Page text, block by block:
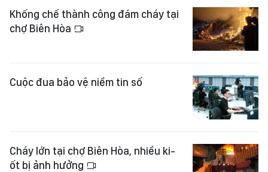
Khống chế thành công đám cháy tại
chợ Biên Hòa
Cuộc đua bảo vệ niềm tin số
Cháy lớn tại chợ Biên Hòa, nhiều ki-
ốt bị ảnh hưởng